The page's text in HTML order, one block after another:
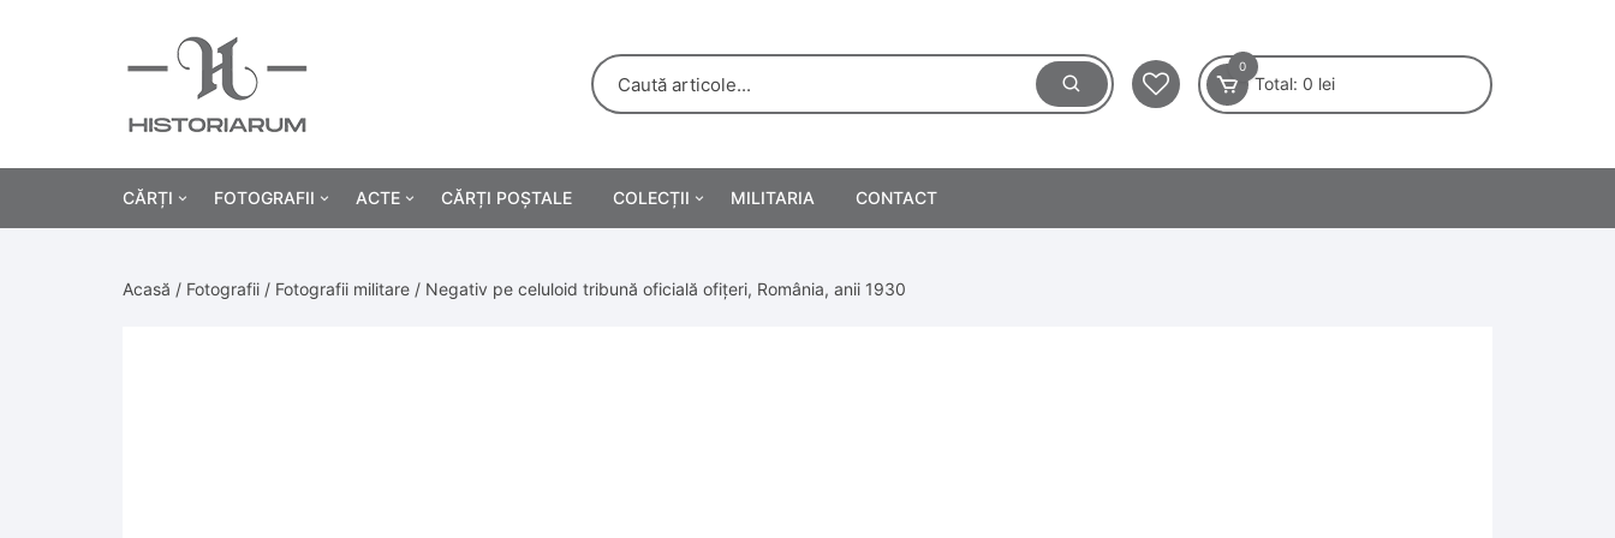
0
Total: 0 lei
CĂRȚI FOTOGRAFII ACTE CĂRȚI POȘTALE COLECȚII MILITARIA CONTACT
Acasă / Fotografii / Fotografii militare / Negativ pe celuloid tribună oficială ofițeri, România, anii 1930